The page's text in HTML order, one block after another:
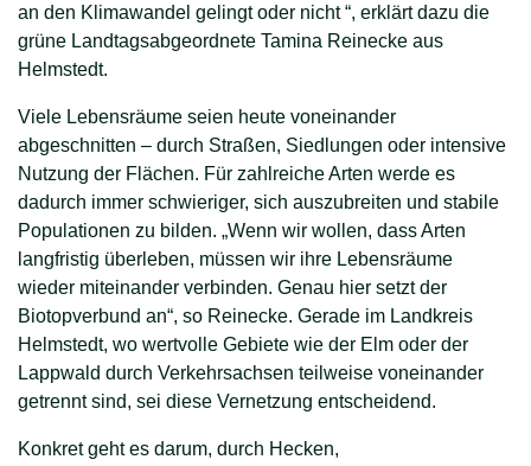
an den Klimawandel gelingt oder nicht “, erklärt dazu die
grüne Landtagsabgeordnete Tamina Reinecke aus
Helmstedt.
Viele Lebensräume seien heute voneinander
abgeschnitten – durch Straßen, Siedlungen oder intensive
Nutzung der Flächen. Für zahlreiche Arten werde es
dadurch immer schwieriger, sich auszubreiten und stabile
Populationen zu bilden. „Wenn wir wollen, dass Arten
langfristig überleben, müssen wir ihre Lebensräume
wieder miteinander verbinden. Genau hier setzt der
Biotopverbund an“, so Reinecke. Gerade im Landkreis
Helmstedt, wo wertvolle Gebiete wie der Elm oder der
Lappwald durch Verkehrsachsen teilweise voneinander
getrennt sind, sei diese Vernetzung entscheidend.
Konkret geht es darum, durch Hecken,